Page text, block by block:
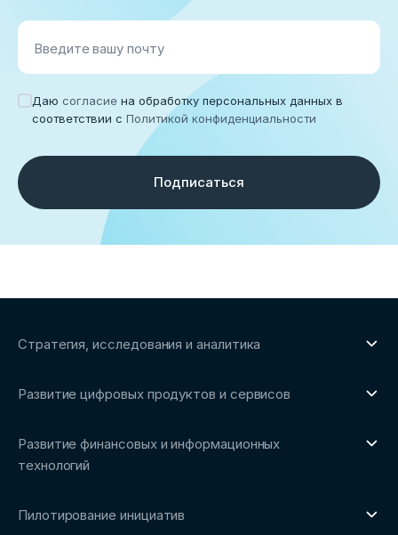
Введите вашу почту
Даю согласие на обработку персональных данных в
соответствии с Политикой конфиденциальности
Подписаться
Стратегия, исследования и аналитика
Обзоры рынка и аналитические исследования
Трендвотчинг и информационный сервис
Развитие цифровых продуктов и сервисов
Развитие финансовых и информационных
технологий
Репозиторий Ассоциации
Пилотирование инициатив